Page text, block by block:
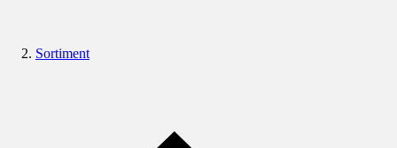
Sortiment